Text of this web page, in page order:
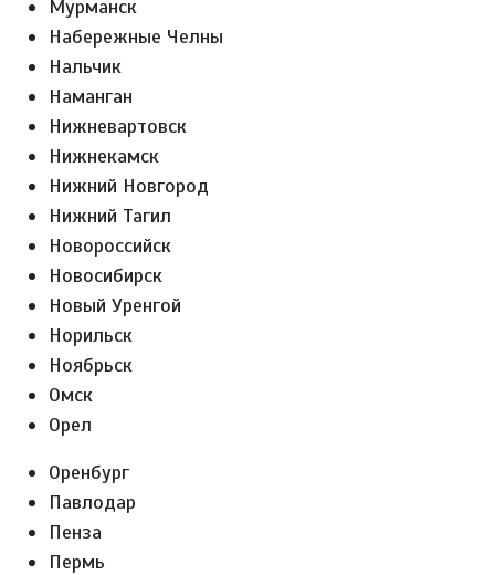
Мурманск
Набережные Челны
Нальчик
Наманган
Нижневартовск
Нижнекамск
Нижний Новгород
Нижний Тагил
Новороссийск
Новосибирск
Новый Уренгой
Норильск
Ноябрьск
Омск
Орел
Оренбург
Павлодар
Пенза
Пермь